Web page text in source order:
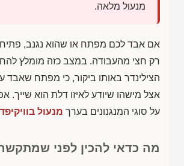
מנעול מלאה.
אם אבד לכם מפתח או שהוא נגנב,
רק חצי מהעבודה. במצב כזה מומלץ
הצילינדר באותו ביקור, כי מפתח שאבד
אצל מישהו שיודע לאיזו דלת הוא שייך.
על סוגי המנגנונים בערך מנעול
מה כדאי להכין לפני